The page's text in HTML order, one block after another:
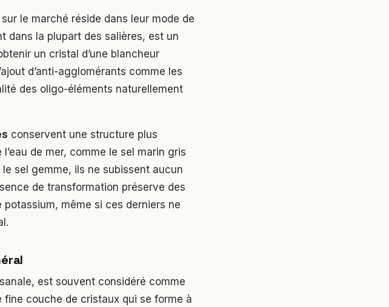
le marché réside dans leur mode de
dans la plupart des salières, est un
un cristal d’une blancheur
d’anti-agglomérants comme les
des oligo-éléments naturellement
conservent une structure plus
de mer, comme le sel marin gris
sel gemme, ils ne subissent aucun
de transformation préserve des
même si ces derniers ne
est souvent considéré comme
fine couche de cristaux qui se forme à